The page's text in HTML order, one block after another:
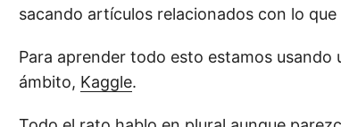
sacando artículos relacionados con lo que
Para aprender todo esto estamos
ámbito, Kaggle.